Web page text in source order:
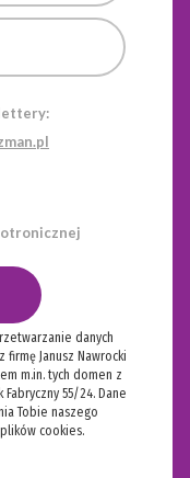
danych
Janusz Nawrocki
m.in. tych domen z
Fabryczny 55/24. Dane
Tobie naszego
cookies.